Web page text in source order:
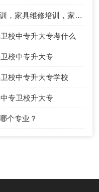
具维修培训，家电清洗培训培训
校中专升大专考什么
校中专升大专
校中专升大专学校
专卫校升大专
个专业？